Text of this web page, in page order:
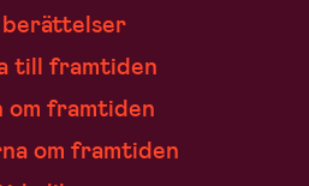
till framtiden
om framtiden
om framtiden